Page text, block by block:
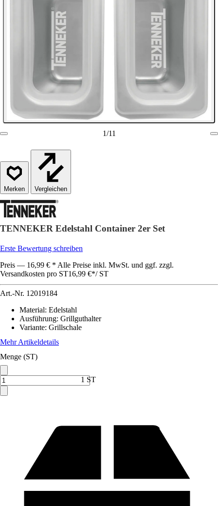
1/11
Vergleichen
TENNEKER Edelstahl Container 2er Set
Erste Bewertung schreiben
Preis — 16,99 € * Alle Preise inkl. MwSt. und ggf. zzgl.
Versandkosten pro ST16,99 €*/ ST
Art.-Nr. 12019184
Material: Edelstahl
Ausführung: Grillguthalter
Variante: Grillschale
Mehr Artikeldetails
Menge (ST)
1 ST